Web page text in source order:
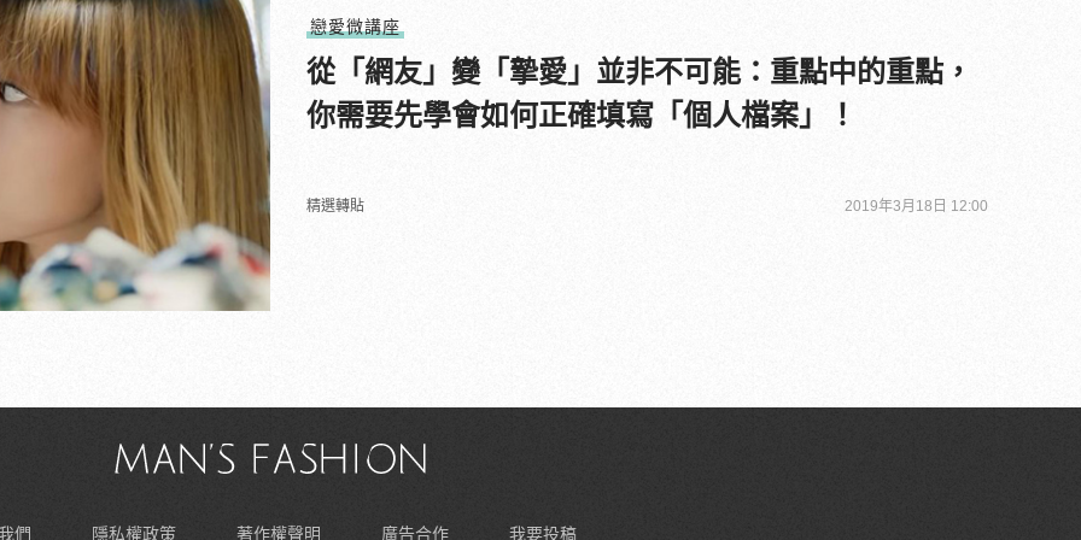
戀愛微講座
從「網友」變「摯愛」並非不可能：重點中的重點，
你需要先學會如何正確填寫「個人檔案」！
精選轉貼 2019年3月18日 12:00
們 隱私權政策 著作權聲明 廣告合作 我要投稿